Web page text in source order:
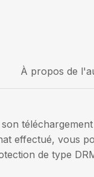
À propos de
effectué, vous
de type